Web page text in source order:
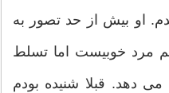
او بیش از حد تصور به
مرد خوبیست اما تسلط
دهد. قبلا شنیده بودم